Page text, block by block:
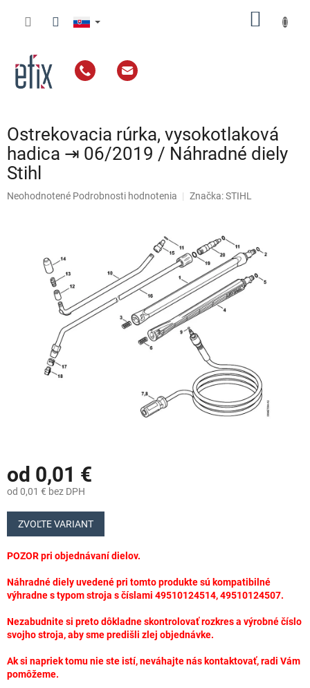
Ostrekovacia rúrka, vysokotlaková
hadica ⇥ 06/2019 / Náhradné diely
Stihl
Priemerné
hviezdičiek.
Neohodnotené Podrobnosti hodnotenia Značka:STIHL
od 0,01 €
od 0,01 € bez DPH
Jednotková
cena:
ZVOĽTE VARIANT
POZOR pri objednávaní dielov.
Náhradné diely uvedené pri tomto produkte sú kompatibilné
výhradne s typom stroja s číslami 49510124514, 49510124507.
Nezabudnite si preto dôkladne skontrolovať rozkres a výrobné číslo
svojho stroja, aby sme predišli zlej objednávke.
Ak si napriek tomu nie ste istí, neváhajte nás kontaktovať, radi Vám
pomôžeme.